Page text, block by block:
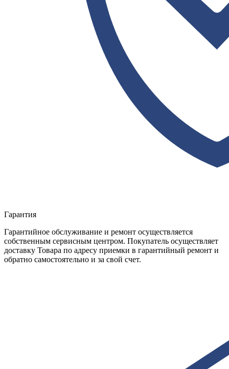
Гарантия
Гарантийное обслуживание и ремонт осуществляется
собственным сервисным центром. Покупатель осуществляет
доставку Товара по адресу приемки в гарантийный ремонт и
обратно самостоятельно и за свой счет.